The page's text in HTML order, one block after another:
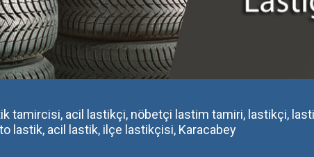
tamircisi, acil lastikçi, nöbetçi lastim tamiri, lastikçi,
lastik, acil lastik, ilçe lastikçisi, Karacabey